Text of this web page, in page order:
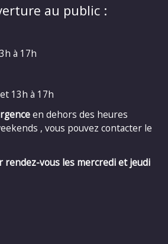
au public :
à 17h
13h à 17h
en dehors des heures
, vous pouvez contacter le
rendez-vous les mercredi et jeudi